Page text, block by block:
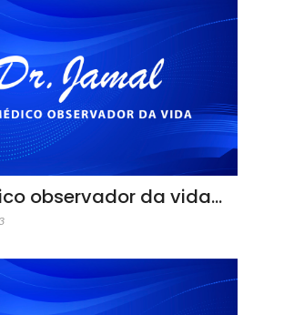
observador da vida…